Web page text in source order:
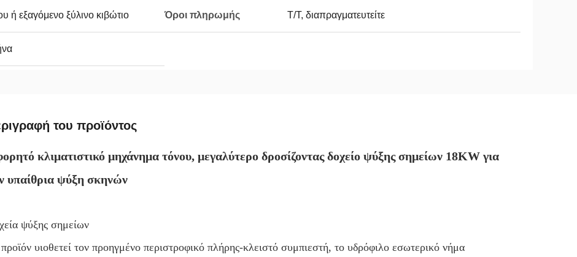
ή εξαγόμενο ξύλινο κιβώτιο Όροι πληρωμής T/T, διαπραγματευτείτε
του προϊόντος
κλιματιστικό μηχάνημα τόνου, μεγαλύτερο δροσίζοντας δοχείο ψύξης σημείων 18KW για
υπαίθρια ψύξη σκηνών
ψύξης σημείων
υιοθετεί τον προηγμένο περιστροφικό πλήρης-κλειστό συμπιεστή, το υδρόφιλο εσωτερικό νήμα